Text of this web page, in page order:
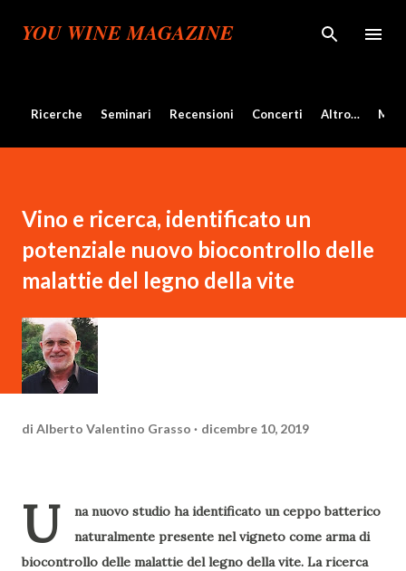
Passa ai contenuti principali
YOU WINE MAGAZINE
Ricerche Seminari Recensioni Concerti Altro…
Vino e ricerca, identificato un
potenziale nuovo biocontrollo delle
malattie del legno della vite
di Alberto Valentino Grasso dicembre 10, 2019
U
na nuovo studio ha identificato un ceppo batterico
naturalmente presente nel vigneto come arma di
biocontrollo delle malattie del legno della vite. La ricerca